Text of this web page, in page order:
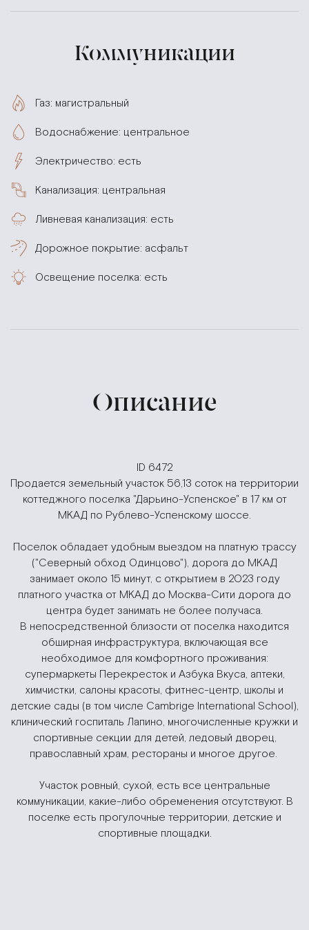
Коммуникации
Газ: магистральный
Водоснабжение: центральное
Электричество: есть
Канализация: центральная
Ливневая канализация: есть
Дорожное покрытие: асфальт
Освещение поселка: есть
Описание
ID 6472
Продается земельный участок 56,13 соток на территории
коттеджного поселка "Дарьино-Успенское" в 17 км от
МКАД по Рублево-Успенскому шоссе.
Поселок обладает удобным выездом на платную трассу
("Северный обход Одинцово"), дорога до МКАД
занимает около 15 минут, с открытием в 2023 году
платного участка от МКАД до Москва-Сити дорога до
центра будет занимать не более получаса.
В непосредственной близости от поселка находится
обширная инфраструктура, включающая все
необходимое для комфортного проживания:
супермаркеты Перекресток и Азбука Вкуса, аптеки,
химчистки, салоны красоты, фитнес-центр, школы и
детские сады (в том числе Cambrige International School),
клинический госпиталь Лапино, многочисленные кружки и
спортивные секции для детей, ледовый дворец,
православный храм, рестораны и многое другое.
Участок ровный, сухой, есть все центральные
коммуникации, какие-либо обременения отсутствуют. В
поселке есть прогулочные территории, детские и
спортивные площадки.